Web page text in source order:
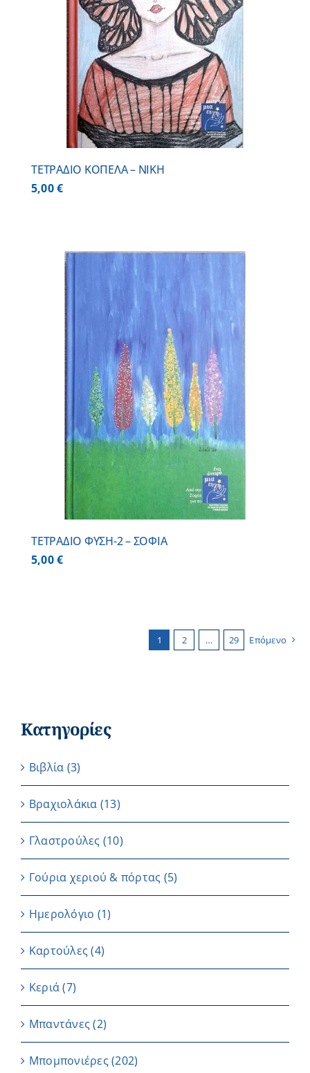
ΤΕΤΡΑΔΙΟ ΚΟΠΕΛΑ – ΝΙΚΗ
5,00€
ΤΕΤΡΑΔΙΟ ΦΥΣΗ-2 – ΣΟΦΙΑ
5,00€
1 2 … 29 Επόμενο
Κατηγορίες
Βιβλία (3)
Βραχιολάκια (13)
Γλαστρούλες (10)
Γούρια χεριού & πόρτας (5)
Ημερολόγιο (1)
Καρτούλες (4)
Κεριά (7)
Μπαντάνες (2)
Μπομπονιέρες(202)